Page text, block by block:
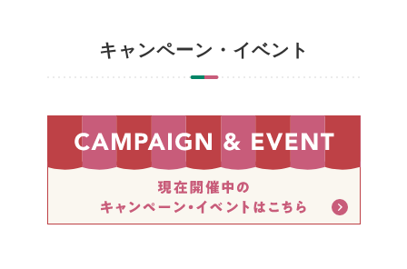
キャンペーン・イベント